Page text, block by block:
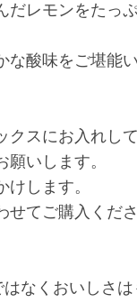
だレモンをたっ
酸味をご堪能
スにお入れし
いします。
します。
てご購入くださ
はなくおいしさ